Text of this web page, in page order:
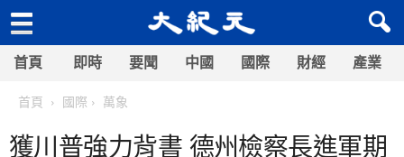
首頁 即時 要聞 中國 國際 財經 產業
首頁 國際 萬象
獲川普強力背書 德州檢察長進軍期